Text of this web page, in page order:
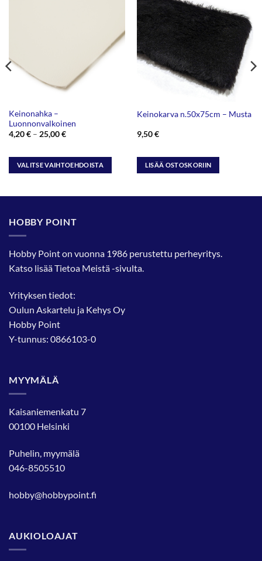
Keinonahka –
Luonnonvalkoinen
4,20€ – 25,00€Hintaluokka:
25,00 €
VALITSE VAIHTOEHDOISTA
muunnelma.
tehdä
valinnat
Keinokarva n.50x75cm – Musta
9,50€
LISÄÄ OSTOSKORIIN
HOBBY POINT
Hobby Point on vuonna 1986 perustettu perheyritys.
Katso lisääTietoa Meistä-sivulta.
Yrityksen tiedot:
Oulun Askartelu ja Kehys Oy
Hobby Point
Y-tunnus: 0866103-0
MYYMÄLÄ
Kaisaniemenkatu 7
00100 Helsinki
Puhelin, myymälä
046-8505510
hobby@hobbypoint.fi
AUKIOLOAJAT